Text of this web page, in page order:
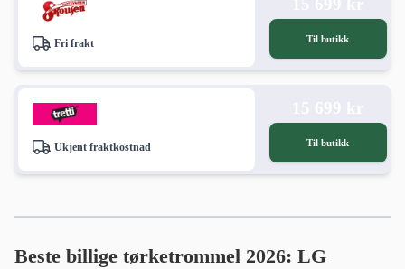
Fri frakt Til butikk
Ukjent fraktkostnad Til butikk
Beste billige tørketrommel 2026: LG